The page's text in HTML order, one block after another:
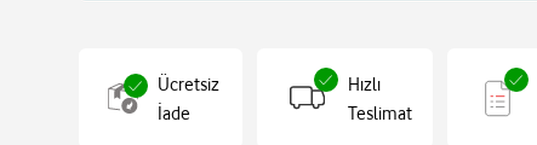
Ücretsiz
İade
Hızlı
Teslimat